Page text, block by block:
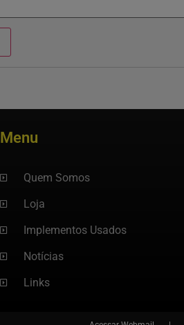
Menu
Quem Somos
Loja
Implementos Usados
Notícias
Links